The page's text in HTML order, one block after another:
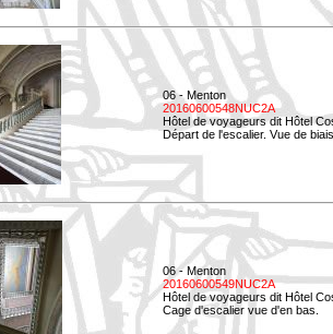
06 - Menton
20160600548NUC2A
Hôtel de voyageurs dit Hôtel
Départ de l'escalier. Vue de
06 - Menton
20160600549NUC2A
Hôtel de voyageurs dit Hôtel
Cage d'escalier vue d'en bas.